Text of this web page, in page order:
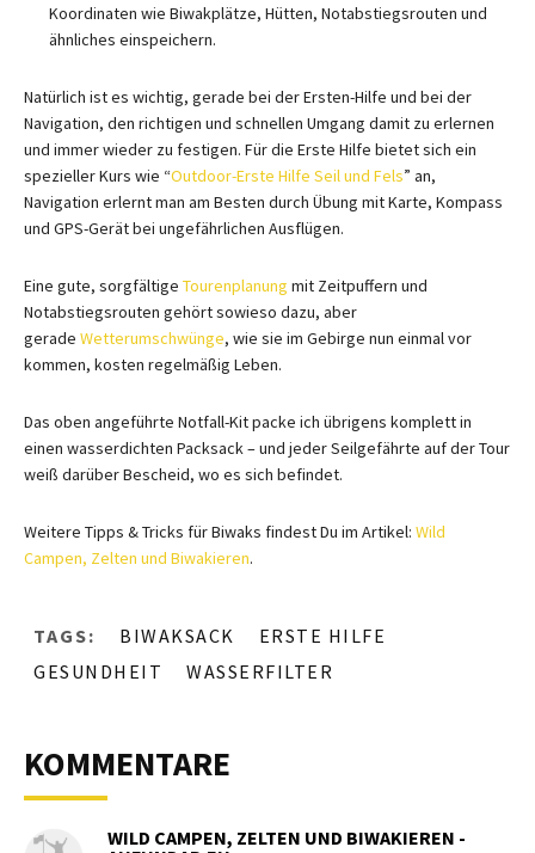
Koordinaten wie Biwakplätze, Hütten, Notabstiegsrouten und
ähnliches einspeichern.
Natürlich ist es wichtig, gerade bei der Ersten-Hilfe und bei der
Navigation, den richtigen und schnellen Umgang damit zu erlernen
und immer wieder zu festigen. Für die Erste Hilfe bietet sich ein
spezieller Kurs wie “Outdoor-Erste Hilfe Seil und Fels” an,
Navigation erlernt man am Besten durch Übung mit Karte, Kompass
und GPS-Gerät bei ungefährlichen Ausflügen.
Eine gute, sorgfältige Tourenplanung mit Zeitpuffern und
Notabstiegsrouten gehört sowieso dazu, aber
gerade Wetterumschwünge, wie sie im Gebirge nun einmal vor
kommen, kosten regelmäßig Leben.
Das oben angeführte Notfall-Kit packe ich übrigens komplett in
einen wasserdichten Packsack – und jeder Seilgefährte auf der Tour
weiß darüber Bescheid, wo es sich befindet.
Weitere Tipps & Tricks für Biwaks findest Du im Artikel: Wild
Campen, Zelten und Biwakieren.
TAGS: BIWAKSACK
ERSTE HILFE
GESUNDHEIT
WASSERFILTER
KOMMENTARE
WILD CAMPEN, ZELTEN UND BIWAKIEREN -